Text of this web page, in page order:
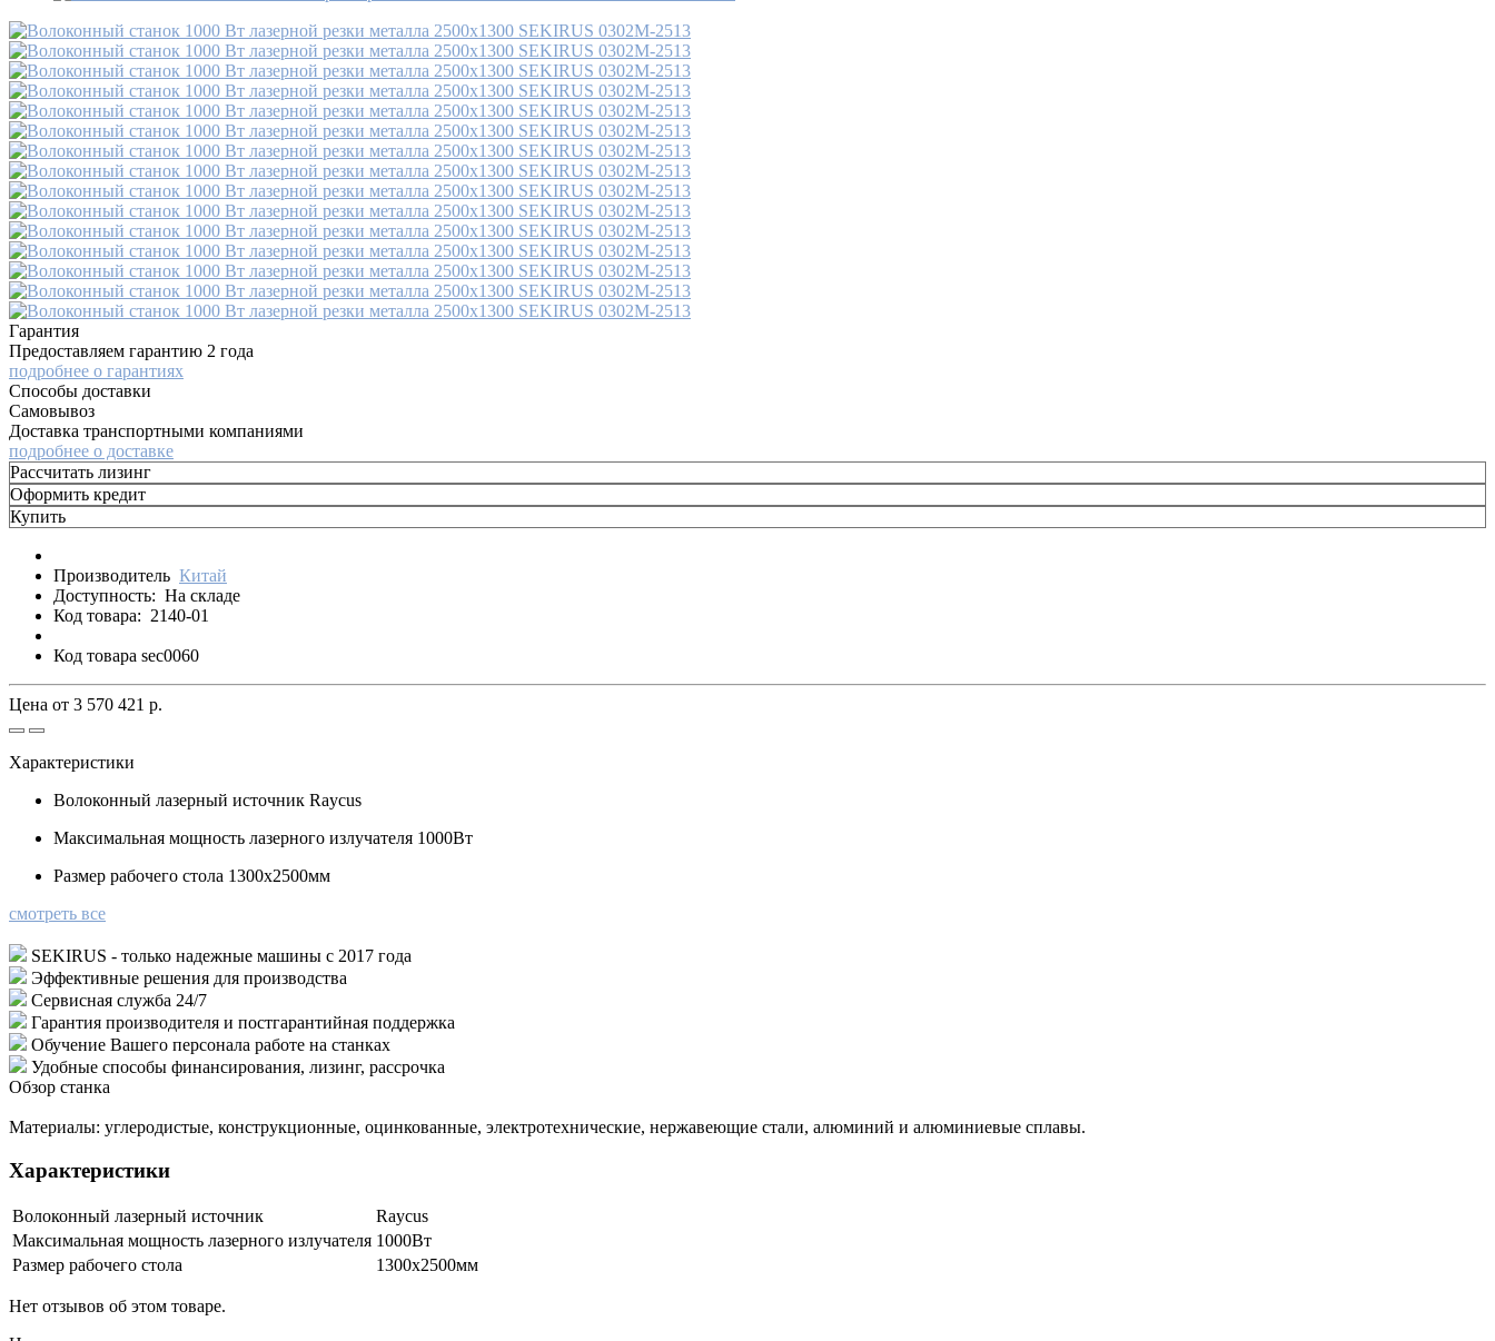
Гарантия
Предоставляем гарантию 2 года
подробнее о гарантиях
Способы доставки
Самовывоз
Доставка транспортными компаниями
подробнее о доставке
Рассчитать лизинг
Оформить кредит
Купить
Производитель Китай
Доступность: На складе
Код товара: 2140-01
Код товара sec0060
Цена от 3 570 421 р.
Характеристики
Волоконный лазерный источник Raycus
Максимальная мощность лазерного излучателя 1000Вт
Размер рабочего стола 1300х2500мм
смотреть все
SEKIRUS - только надежные машины с 2017 года
Эффективные решения для производства
Сервисная служба 24/7
Гарантия производителя и постгарантийная поддержка
Обучение Вашего персонала работе на станках
Удобные способы финансирования, лизинг, рассрочка
Обзор станка
Материалы: углеродистые, конструкционные, оцинкованные, электротехнические, нержавеющие стали, алюминий и алюминиевые сплавы.
Характеристики
Волоконный лазерный источник
Raycus
Максимальная мощность лазерного излучателя 1000Вт
Размер рабочего стола
1300х2500мм
Нет отзывов об этом товаре.